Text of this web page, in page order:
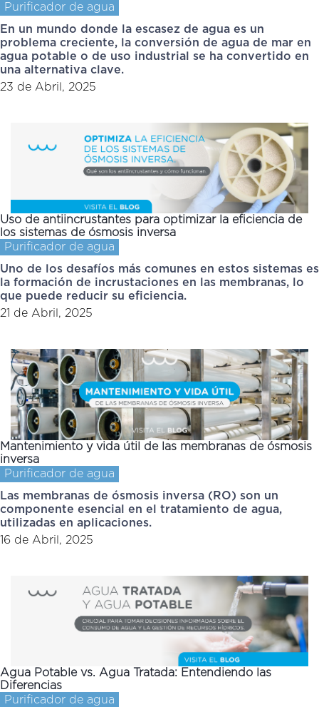
Purificador de agua
En un mundo donde la escasez de agua es un
problema creciente, la conversión de agua de mar en
agua potable o de uso industrial se ha convertido en
una alternativa clave.
23 de Abril, 2025
Uso de antiincrustantes para optimizar la eficiencia de
los sistemas de ósmosis inversa
Purificador de agua
Uno de los desafíos más comunes en estos sistemas es
la formación de incrustaciones en las membranas, lo
que puede reducir su eficiencia.
21 de Abril, 2025
Mantenimiento y vida útil de las membranas de ósmosis
inversa
Purificador de agua
Las membranas de ósmosis inversa (RO) son un
componente esencial en el tratamiento de agua,
utilizadas en aplicaciones.
16 de Abril, 2025
Agua Potable vs. Agua Tratada: Entendiendo las
Diferencias
Purificador de agua